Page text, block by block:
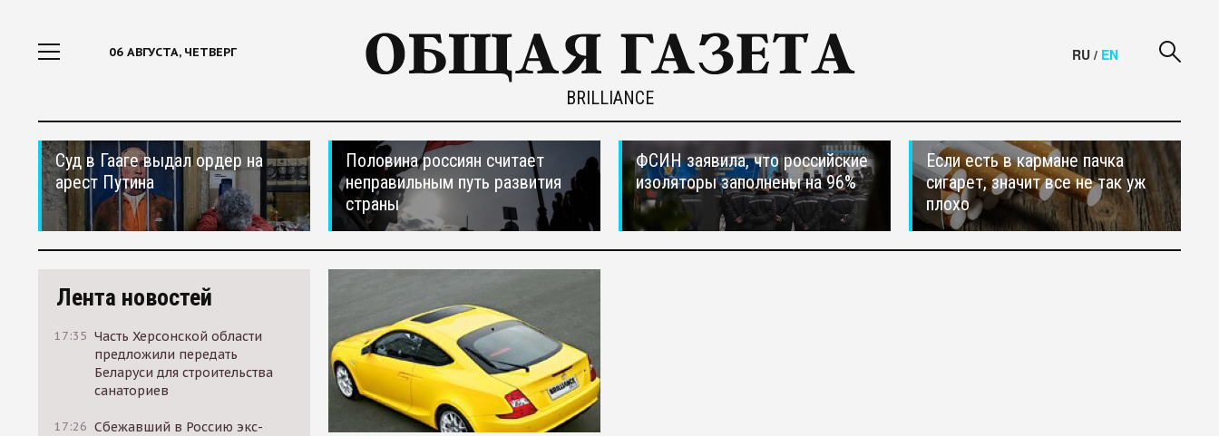
06 АВГУСТА, ЧЕТВЕРГ
BRILLIANCE
RU / EN
Суд в Гааге выдал ордер на
арест Путина
Половина россиян считает
неправильным путь развития
страны
ФСИН заявила, что российские
изоляторы заполнены на 96%
Если есть в кармане пачка
сигарет, значит все не так уж
плохо
Лента новостей
17:35 Часть Херсонской области
предложили передать
Беларуси для строительства
санаториев
17:26 Сбежавший в Россию экс-